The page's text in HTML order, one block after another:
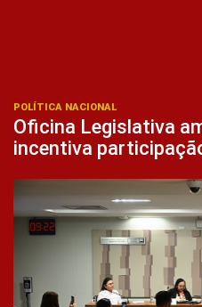
POLÍTICA NACIONAL
Oficina Legislativa
incentiva